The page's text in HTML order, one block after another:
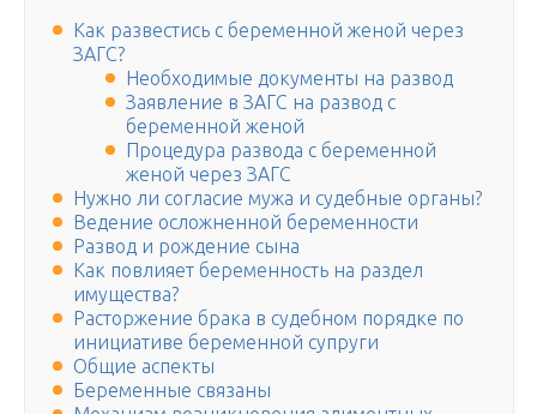
Как развестись с беременной женой через
ЗАГС?
Необходимые документы на развод
Заявление в ЗАГС на развод с
беременной женой
Процедура развода с беременной
женой через ЗАГС
Нужно ли согласие мужа и судебные органы?
Ведение осложненной беременности
Развод и рождение сына
Как повлияет беременность на раздел
имущества?
Расторжение брака в судебном порядке по
инициативе беременной супруги
Общие аспекты
Беременные связаны